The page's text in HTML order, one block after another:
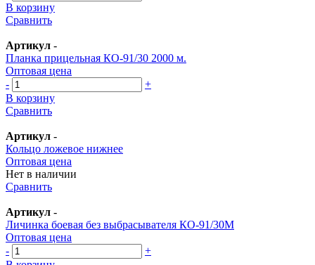
В корзину
Сравнить
Артикул -
Планка прицельная КО-91/30 2000 м.
Оптовая цена
-
+
В корзину
Сравнить
Артикул -
Кольцо ложевое нижнее
Оптовая цена
Нет в наличии
Сравнить
Артикул -
Личинка боевая без выбрасывателя КО-91/30М
Оптовая цена
-
+